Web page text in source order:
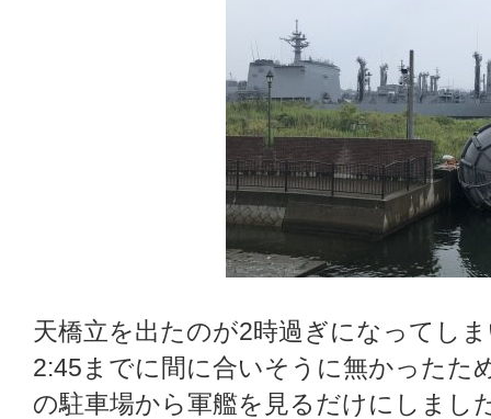
天橋立を出たのが2時過ぎになってし
2:45までに間に合いそうに無かったた
の駐車場から軍艦を見るだけにしまし